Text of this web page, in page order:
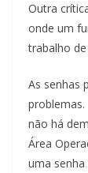
Outra
onde um
trabalho
As senhas
não há
Área
uma